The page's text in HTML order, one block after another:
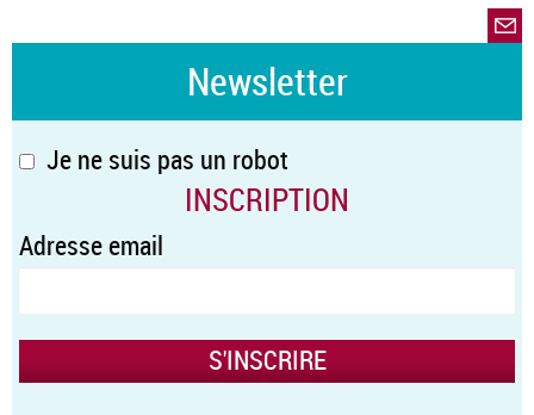
Newsletter
Je ne suis pas un robot
INSCRIPTION
Adresse email